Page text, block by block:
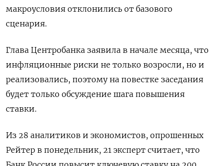
макроусловия отклонились от базового
сценария.
Глава Центробанка заявила в начале месяца, что
инфляционные риски не только возросли, но и
реализовались, поэтому на повестке заседания
будет только обсуждение шага повышения
ставки.
Из 28 аналитиков и экономистов, опрошенных
Рейтер в понедельник, 21 эксперт считает, что